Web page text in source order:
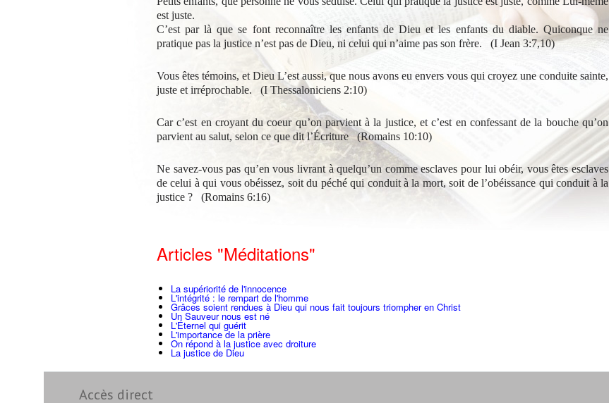
est juste.
C’est par là que se font reconnaître les enfants de Dieu et les enfants du diable. Quiconque ne
pratique pas la justice n’est pas de Dieu, ni celui qui n’aime pas son frère. (I Jean 3:7,10)
Vous êtes témoins, et Dieu L’est aussi, que nous avons eu envers vous qui croyez une conduite sainte,
juste et irréprochable. (I Thessaloniciens 2:10)
Car c’est en croyant du coeur qu’on parvient à la justice, et c’est en confessant de la bouche qu’on
parvient au salut, selon ce que dit l’Écriture (Romains 10:10)
Ne savez-vous pas qu’en vous livrant à quelqu’un comme esclaves pour lui obéir, vous êtes esclaves
de celui à qui vous obéissez, soit du péché qui conduit à la mort, soit de l’obéissance qui conduit à la
justice ? (Romains 6:16)
Articles "Méditations"
La supériorité de l'innocence
L'intégrité : le rempart de l'homme
Grâces soient rendues à Dieu qui nous fait toujours triompher en Christ
Un Sauveur nous est né
L'Éternel qui guérit
L'importance de la prière
On répond à la justice avec droiture
La justice de Dieu
Accès direct